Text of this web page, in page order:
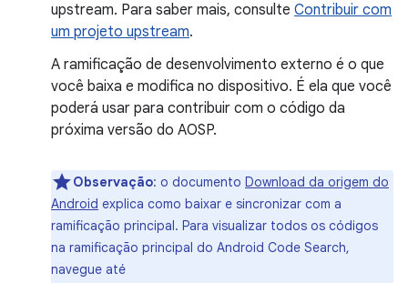
upstream. Para saber mais, consulte Contribuir com
um projeto upstream.
A ramificação de desenvolvimento externo é o que
você baixa e modifica no dispositivo. É ela que você
poderá usar para contribuir com o código da
próxima versão do AOSP.
Observação: o documento Download da origem do
Android explica como baixar e sincronizar com a
ramificação principal. Para visualizar todos os códigos
na ramificação principal do Android Code Search,
navegue até